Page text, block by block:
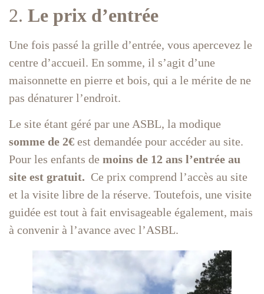
2. Le prix d’entrée
Une fois passé la grille d’entrée, vous apercevez le
centre d’accueil. En somme, il s’agit d’une
maisonnette en pierre et bois, qui a le mérite de ne
pas dénaturer l’endroit.
Le site étant géré par une ASBL, la modique
somme de 2€ est demandée pour accéder au site.
Pour les enfants de moins de 12 ans l’entrée au
site est gratuit. Ce prix comprend l’accès au site
et la visite libre de la réserve. Toutefois, une visite
guidée est tout à fait envisageable également, mais
à convenir à l’avance avec l’ASBL.